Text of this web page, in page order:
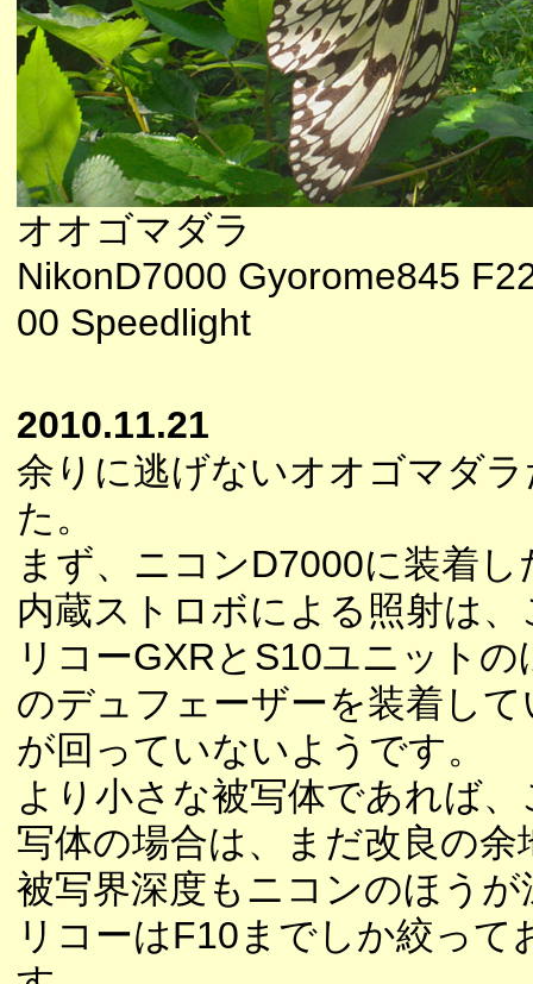
オオゴマダラ
NikonD7000 Gyorome845
00 Speedlight
2010.11.21
余りに逃げないオオゴマダ
た。
まず、ニコンD7000に装着し
内蔵ストロボによる照射は
リコーGXRとS10ユニット
のデュフェーザーを装着し
が回っていないようです。
より小さな被写体であれば
写体の場合は、まだ改良の
被写界深度もニコンのほう
リコーはF10までしか絞っ